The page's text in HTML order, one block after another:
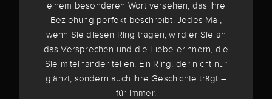
einem besonderen Wort versehen, das Ihre
Beziehung perfekt beschreibt. Jedes Mal,
wenn Sie diesen Ring tragen, wird er Sie an
das Versprechen und die Liebe erinnern, die
Sie miteinander teilen. Ein Ring, der nicht nur
glänzt, sondern auch Ihre Geschichte trägt –
für immer.